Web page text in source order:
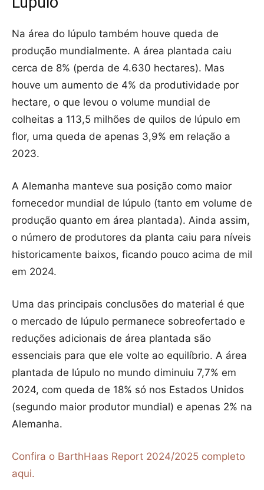
Na área do lúpulo também houve queda de
produção mundialmente. A área plantada caiu
cerca de 8% (perda de 4.630 hectares). Mas
houve um aumento de 4% da produtividade por
hectare, o que levou o volume mundial de
colheitas a 113,5 milhões de quilos de lúpulo em
flor, uma queda de apenas 3,9% em relação a
2023.
A Alemanha manteve sua posição como maior
fornecedor mundial de lúpulo (tanto em volume de
produção quanto em área plantada). Ainda assim,
o número de produtores da planta caiu para níveis
historicamente baixos, ficando pouco acima de mil
em 2024.
Uma das principais conclusões do material é que
o mercado de lúpulo permanece sobreofertado e
reduções adicionais de área plantada são
essenciais para que ele volte ao equilíbrio. A área
plantada de lúpulo no mundo diminuiu 7,7% em
2024, com queda de 18% só nos Estados Unidos
(segundo maior produtor mundial) e apenas 2% na
Alemanha.
Confira o BarthHaas Report 2024/2025 completo
aqui.